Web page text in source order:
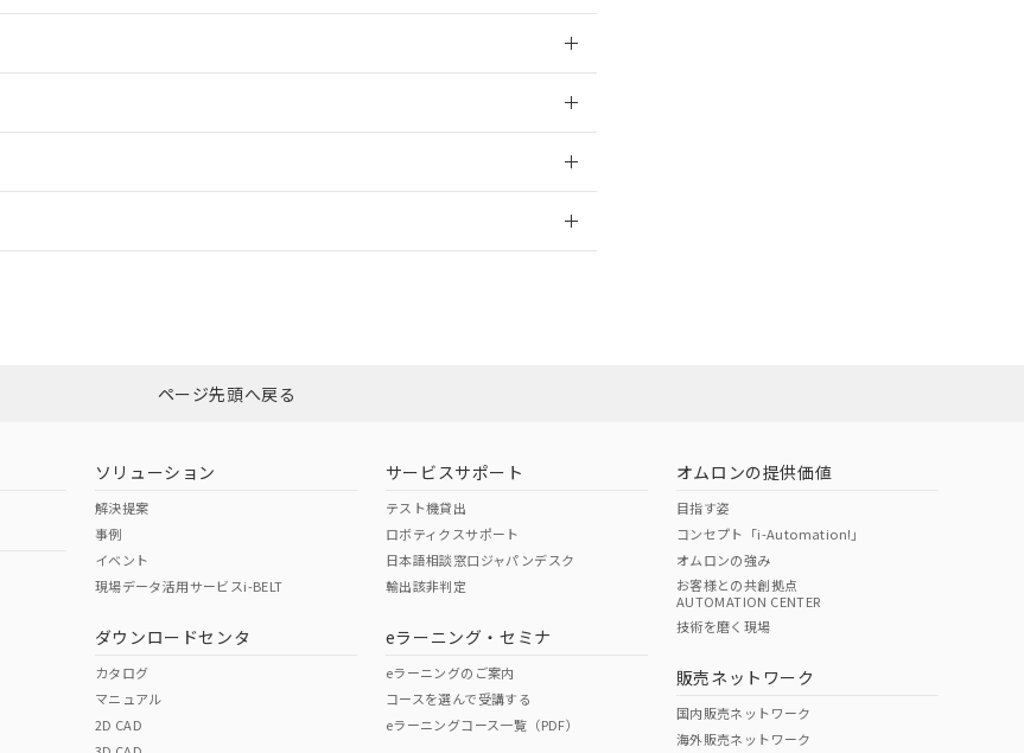
ダウンロードはこちら
O O
（日本
（アメリカ
この製品の規格認証/適合状況ページへ
その他の認証はこちらのページからご検索ください
ページ先頭へ戻る
ソリューション
解決提案
事例
イベント
現場データ活用サービスi-BELT
ダウンロードセンタ
カタログ
マニュアル
2D CAD
サービスサポート
テスト機貸出
ロボティクスサポート
日本語相談窓口ジャパンデスク
輸出該非判定
eラーニング・セミナ
eラーニングのご案内
コースを選んで受講する
eラーニングコース一覧（PDF）
オムロンの提供価値
目指す姿
コンセプト「i-Automation!」
オムロンの強み
お客様との共創拠点
AUTOMATION CENTER
技術を磨く現場
販売ネットワーク
国内販売ネットワーク
海外販売ネットワーク